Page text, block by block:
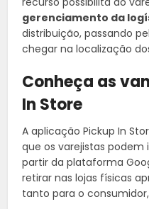
gerenciamento da
distribuição, passando
chegar na localização
Conheça as
In Store
A aplicação Pickup In
que os varejistas
partir da plataforma
retirar nas lojas físicas
tanto para o